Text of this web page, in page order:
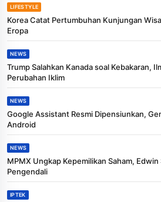
LIFESTYLE
Korea Catat Pertumbuhan Kunjungan
Eropa
NEWS
Trump Salahkan Kanada soal Kebakaran,
Perubahan Iklim
NEWS
Google Assistant Resmi Dipensiunkan,
Android
NEWS
MPMX Ungkap Kepemilikan Saham,
Pengendali
IPTEK